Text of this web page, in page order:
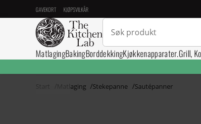
GAVEKORT KJØPSVILKÅR
MatlagingBakingBorddekkingKjøkkenapparater.Grill,
Start Matlaging Stekepanne Sautépanner